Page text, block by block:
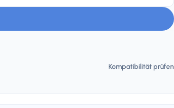
Kompatibilität prüfen